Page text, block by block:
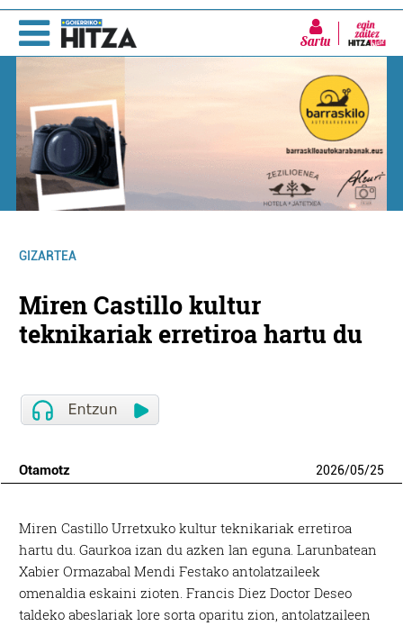
Sartu
GIZARTEA
Miren Castillo kultur
teknikariak erretiroa hartu du
Otamotz 2026/05/25
Miren Castillo Urretxuko kultur teknikariak erretiroa
hartu du. Gaurkoa izan du azken lan eguna. Larunbatean
Xabier Ormazabal Mendi Festako antolatzaileek
omenaldia eskaini zioten. Francis Diez Doctor Deseo
taldeko abeslariak lore sorta oparitu zion, antolatzaileen